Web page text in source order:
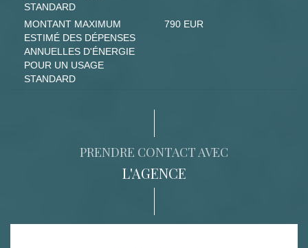
STANDARD
MONTANT MAXIMUM
ESTIMÉ DES DÉPENSES
ANNUELLES D'ÉNERGIE
POUR UN USAGE
STANDARD
790 EUR
PRENDRE CONTACT AVEC
L'AGENCE